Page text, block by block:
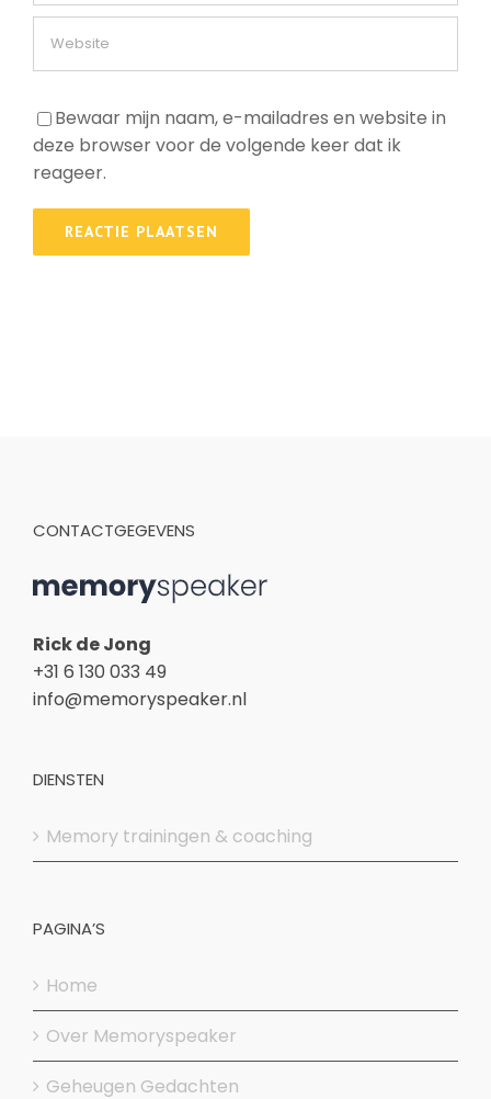
Bewaar mijn naam, e-mailadres en website in
deze browser voor de volgende keer dat ik
reageer.
CONTACTGEGEVENS
Rick de Jong
+31 6 130 033 49
info@memoryspeaker.nl
DIENSTEN
Memory trainingen & coaching
PAGINA’S
Home
Over Memoryspeaker
Geheugen Gedachten